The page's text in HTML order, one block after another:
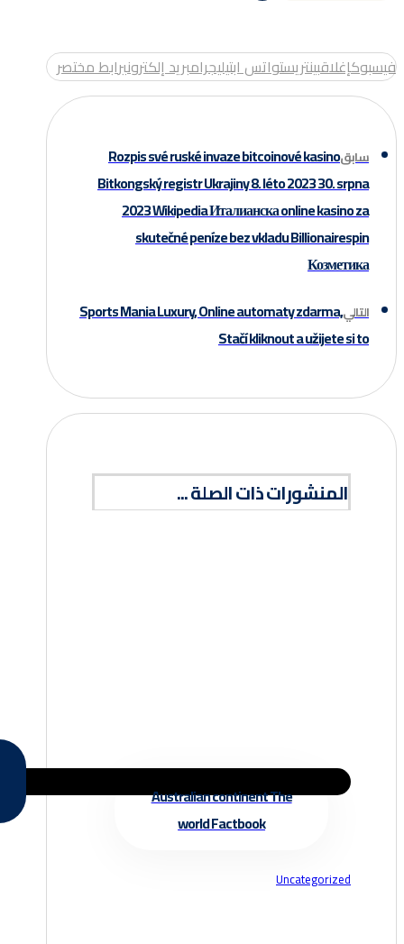
فيسبوكإغلاقبينتريستواتس ابتيليجرامبريد إلكترونيرابط مختصر
سابقRozpis své ruské invaze bitcoinové kasino
Bitkongský registr Ukrajiny 8. léto 2023 30. srpna
2023 Wikipedia Италианска online kasino za
skutečné peníze bez vkladu Billionairespin
Козметика
التاليSports Mania Luxury, Online automaty zdarma,
Stačí kliknout a užijete si to
المنشورات ذات الصلة ...
Australian continent The
world Factbook
Uncategorized